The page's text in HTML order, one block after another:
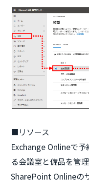
■リソース
Exchange Onlineで
る会議室と備品を管
SharePoint Onlineの